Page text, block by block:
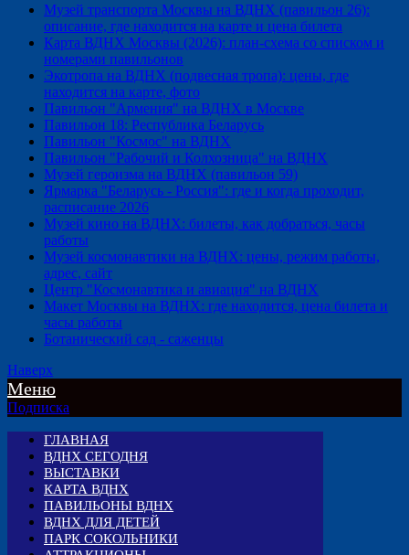
Музей транспорта Москвы на ВДНХ (павильон 26):
описание, где находится на карте и цена билета
Карта ВДНХ Москвы (2026): план-схема со списком и
номерами павильонов
Экотропа на ВДНХ (подвесная тропа): цены, где
находится на карте, фото
Павильон "Армения" на ВДНХ в Москве
Павильон 18: Республика Беларусь
Павильон "Космос" на ВДНХ
Павильон "Рабочий и Колхозница" на ВДНХ
Музей героизма на ВДНХ (павильон 59)
Ярмарка "Беларусь - Россия": где и когда проходит,
расписание 2026
Музей кино на ВДНХ: билеты, как добраться, часы
работы
Музей космонавтики на ВДНХ: цены, режим работы,
адрес, сайт
Центр "Космонавтика и авиация" на ВДНХ
Макет Москвы на ВДНХ: где находится, цена билета и
часы работы
Ботанический сад - саженцы
Наверх
Меню
Подписка
ГЛАВНАЯ
ВДНХ СЕГОДНЯ
ВЫСТАВКИ
КАРТА ВДНХ
ПАВИЛЬОНЫ ВДНХ
ВДНХ ДЛЯ ДЕТЕЙ
ПАРК СОКОЛЬНИКИ